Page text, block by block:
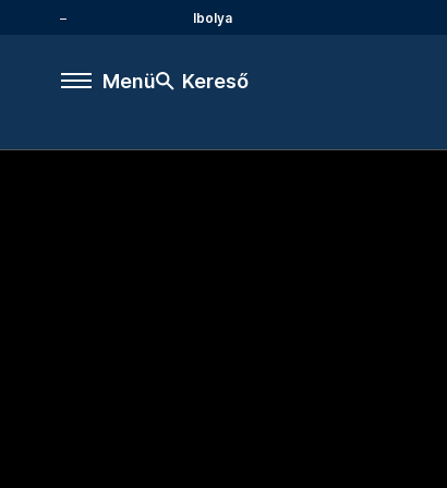
Ibolya
Menü Kereső